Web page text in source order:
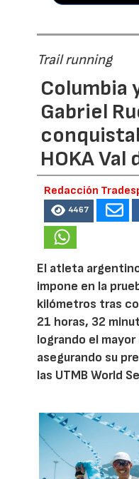
Trail running
Columbia
Gabriel
HOKA Val
Redacción
4467
El atleta
impone en la
kilómetros tras
21 horas, 32
logrando el
asegurando su
las UTMB World